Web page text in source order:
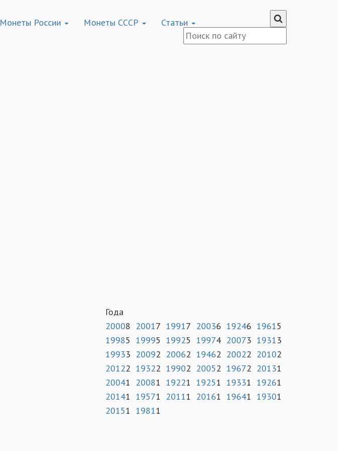
Монеты России Монеты СССР Статьи
Года
20008 20017 19917 20036 19246 19615
19985 19995 19925 19974 20073 19313
19933 20092 20062 19462 20022 20102
20122 19322 19902 20052 19672 20131
20041 20081 19221 19251 19331 19261
20141 19571 20111 20161 19641 19301
20151 19811